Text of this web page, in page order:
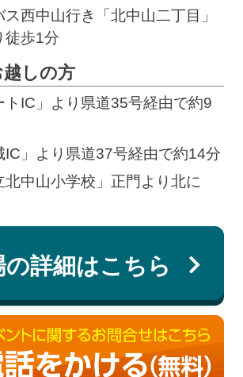
西中山行き「北中山二丁目」
徒歩1分
しの方
トIC」より県道35号経由で約9
IC」より県道37号経由で約14分
北中山小学校」正門より北に
の詳細はこちら